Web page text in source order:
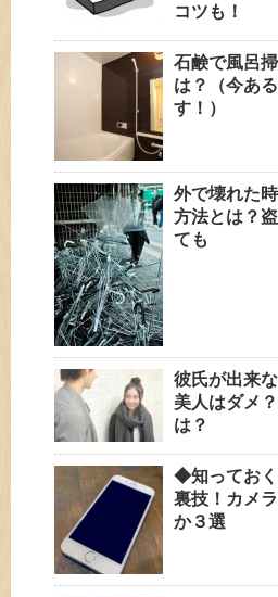
コツも！
石鹸で風呂
は？（今あ
す！）
外で壊れた
方法とは？
ても
彼氏が出来
美人はダメ
は？
◆知ってお
裏技！カメ
か３選